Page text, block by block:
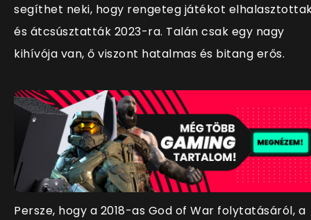
segíthet neki, hogy rengeteg játékot
és átcsúsztatták 2023-ra. Talán csak egy nagy
kihívója van, ő viszont hatalmas és bitang erős.
Persze, hogy a 2018-as God of War folytatásáról, a